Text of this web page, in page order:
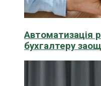
Автоматизація
бухгалтеру